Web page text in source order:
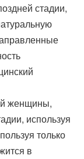
стадии,
женщины,
используя
только
в